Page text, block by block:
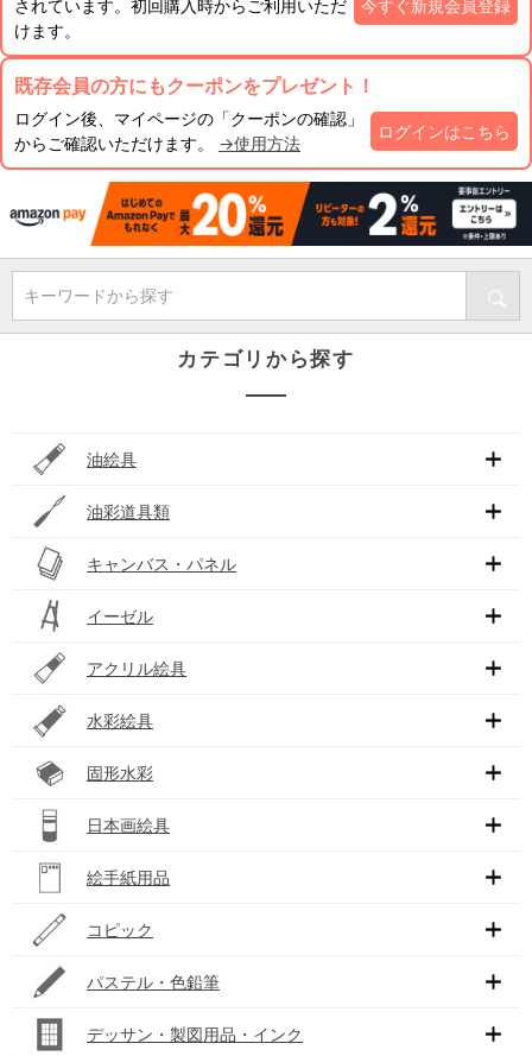
されています。初回購入時からご利用いただ
けます。
今すぐ新規会員登録
既存会員の方にもクーポンをプレゼント！
ログイン後、マイページの「クーポンの確認」
からご確認いただけます。 →使用方法
ログインはこちら
キーワードから探す
カテゴリから探す
油絵具
油彩道具類
キャンバス・パネル
イーゼル
アクリル絵具
水彩絵具
固形水彩
日本画絵具
絵手紙用品
コピック
パステル・色鉛筆
デッサン・製図用品・インク